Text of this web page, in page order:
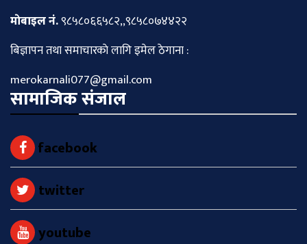
माेबाइल नं.९८५८०६६५८२,,९८५८०७४४२२
बिज्ञापन तथा समाचारकाे लागि इमेल ठेगाना :
merokarnali077@gmail.com
सामाजिक संजाल
facebook
twitter
youtube